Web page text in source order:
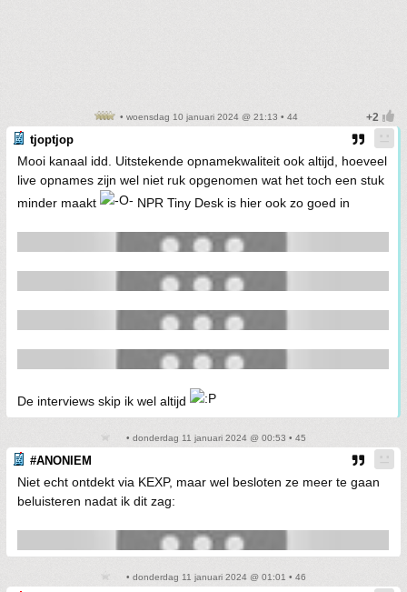
• woensdag 10 januari 2024 @ 21:13 • 44
tjoptjop
Mooi kanaal idd. Uitstekende opnamekwaliteit ook altijd, hoeveel
live opnames zijn wel niet ruk opgenomen wat het toch een stuk
minder maakt
NPR Tiny Desk is hier ook zo goed in
De interviews skip ik wel altijd
• donderdag 11 januari 2024 @ 00:53 • 45
#ANONIEM
Niet echt ontdekt via KEXP, maar wel besloten ze meer te gaan
beluisteren nadat ik dit zag:
• donderdag 11 januari 2024 @ 01:01 • 46